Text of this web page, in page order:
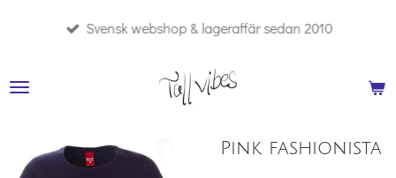
Svensk webshop & lageraffär sedan 2010
Pink fashionista